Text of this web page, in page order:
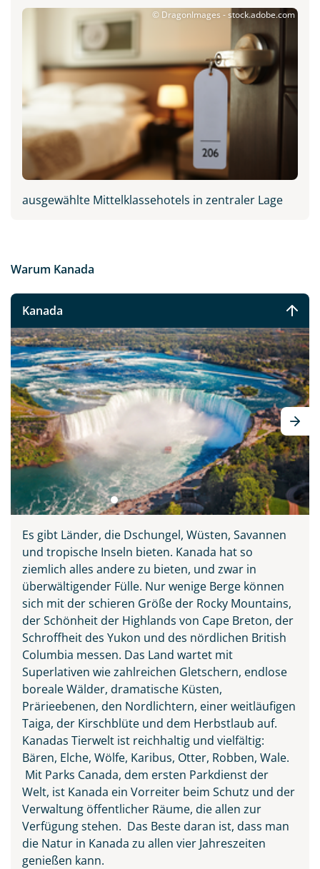
© DragonImages - stock.adobe.com
ausgewählte Mittelklassehotels in zentraler Lage
Warum Kanada
Kanada
Es gibt Länder, die Dschungel, Wüsten, Savannen
und tropische Inseln bieten. Kanada hat so
ziemlich alles andere zu bieten, und zwar in
überwältigender Fülle. Nur wenige Berge können
sich mit der schieren Größe der Rocky Mountains,
der Schönheit der Highlands von Cape Breton, der
Schroffheit des Yukon und des nördlichen British
Columbia messen. Das Land wartet mit
Superlativen wie zahlreichen Gletschern, endlose
boreale Wälder, dramatische Küsten,
Prärieebenen, den Nordlichtern, einer weitläufigen
Taiga, der Kirschblüte und dem Herbstlaub auf.
Kanadas Tierwelt ist reichhaltig und vielfältig:
Bären, Elche, Wölfe, Karibus, Otter, Robben, Wale.
Mit Parks Canada, dem ersten Parkdienst der
Welt, ist Kanada ein Vorreiter beim Schutz und der
Verwaltung öffentlicher Räume, die allen zur
Verfügung stehen. Das Beste daran ist, dass man
die Natur in Kanada zu allen vier Jahreszeiten
genießen kann.